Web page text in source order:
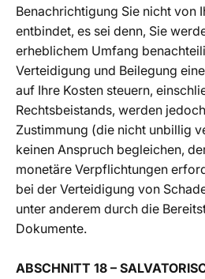
Benachrichtigung Sie nicht von
entbindet, es sei denn, Sie
erheblichem Umfang
Verteidigung und Beilegung
auf Ihre Kosten steuern,
Rechtsbeistands, werden
Zustimmung (die nicht unbillig
keinen Anspruch begleichen,
monetäre Verpflichtungen
bei der Verteidigung von
unter anderem durch die
Dokumente.
ABSCHNITT 18 –